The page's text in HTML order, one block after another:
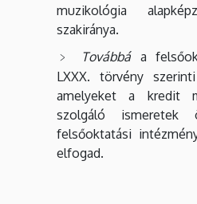
muzikológia
szakiránya.
Továbbáa
LXXX. törvény
amelyeket a kredit
szolgáló ismeretek
felsőoktatási
elfogad.